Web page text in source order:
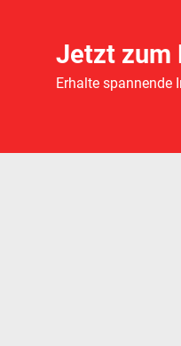
Jetzt zum
Erhalte spannende